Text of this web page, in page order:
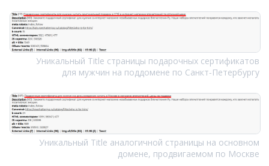
Уникальный Title страницы подарочных сертификатов
для мужчин на поддомене по Санкт‑Петербургу
Уникальный Title аналогичной страницы на основном
домене, продвигаемом по Москве